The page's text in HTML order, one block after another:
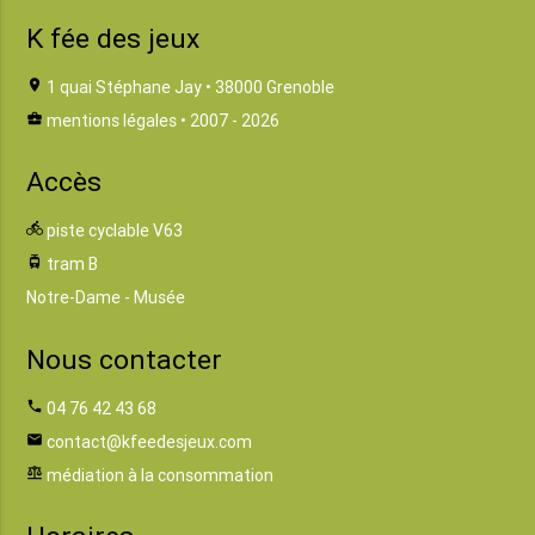
K fée des jeux
location_on 1 quai Stéphane Jay • 38000 Grenoble
business_center mentions légales • 2007 - 2026
Accès
directions_bike piste cyclable V63
tram tram B
Notre-Dame - Musée
Nous contacter
phone 04 76 42 43 68
email contact@kfeedesjeux.com
balance médiation à la consommation